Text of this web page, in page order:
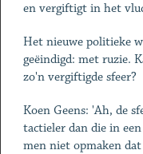
en vergiftigt in het
Het nieuwe politieke
geëindigd: met ruzie.
zo'n vergiftigde sfeer?
Koen Geens: 'Ah, de
tactieler dan die in
men niet opmaken